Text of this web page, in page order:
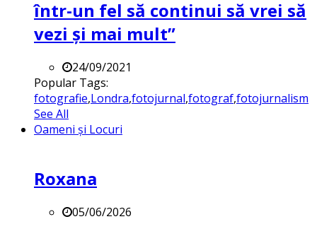
într-un fel să continui să vrei să
vezi și mai mult”
24/09/2021
Popular Tags:
fotografie,Londra,fotojurnal,fotograf,fotojurnalism
See All
Oameni și Locuri
Roxana
05/06/2026